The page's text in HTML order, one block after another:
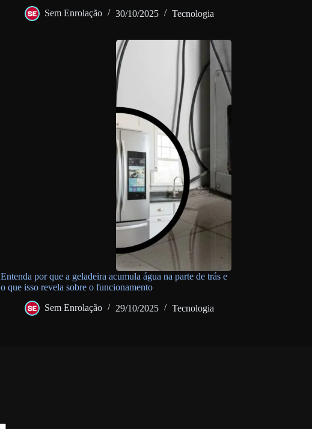
Sem Enrolação 30/10/2025 Tecnologia
Entenda por que a geladeira acumula água na parte de trás e
o que isso revela sobre o funcionamento
Sem Enrolação 29/10/2025 Tecnologia